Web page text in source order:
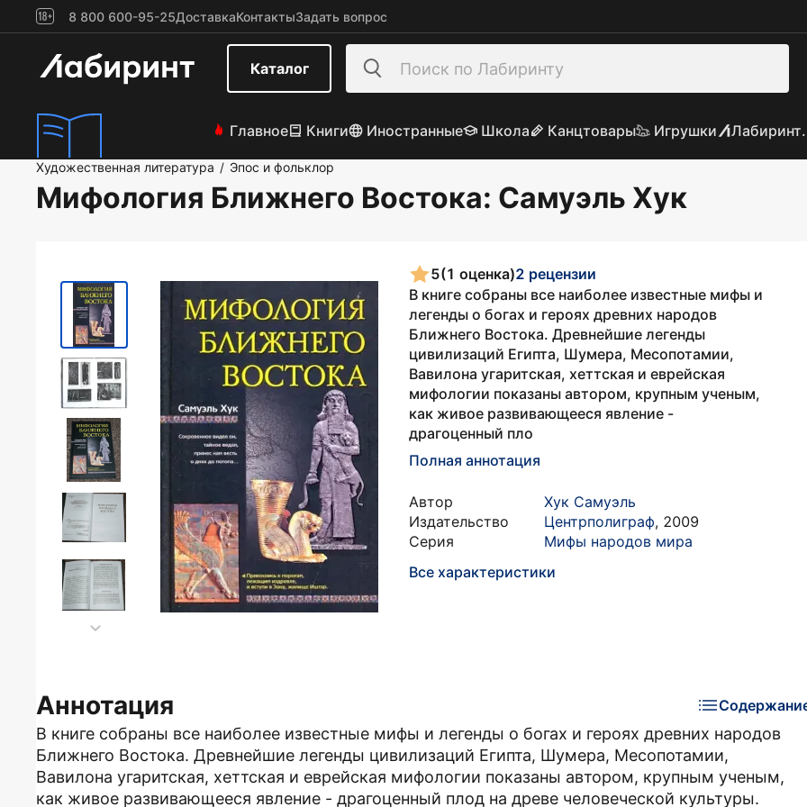
8 800 600-95-25ДоставкаКонтактыЗадать вопрос
Каталог
Главное Книги Иностранные Школа Канцтовары Игрушки
Художественная литература / Эпос и фольклор
Мифология Ближнего Востока: Самуэль Хук
5(1 оценка)2 рецензии
В книге собраны все наиболее известные мифы и
легенды о богах и героях древних народов
Ближнего Востока. Древнейшие легенды
цивилизаций Египта, Шумера, Месопотамии,
Вавилона угаритская, хеттская и еврейская
мифологии показаны автором, крупным ученым,
как живое развивающееся явление -
драгоценный пло
Полная аннотация
Автор
Хук Самуэль
Издательство
Центрполиграф, 2009
Серия
Мифы народов мира
Все характеристики
Аннотация
В книге собраны все наиболее известные мифы и легенды о богах и героях древних народов
Ближнего Востока. Древнейшие легенды цивилизаций Египта, Шумера, Месопотамии,
Вавилона угаритская, хеттская и еврейская мифологии показаны автором, крупным ученым,
как живое развивающееся явление - драгоценный плод на древе человеческой культуры.